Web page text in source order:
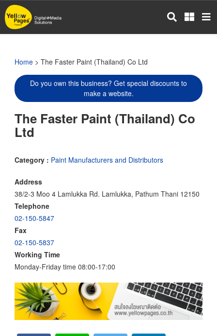
Skip
to
main
Home > The Faster Paint (Thailand) Co Ltd
Do you own this business? Get special discounts to
make a website.
The Faster Paint (Thailand) Co
Ltd
Category : Paint Manufacturers and Distributors
Address
38/2-3 Moo 4 Lamlukka Rd. Lamlukka, Pathum Thani 12150
Telephone
02-150-5847
Fax
02-150-5837
Working Time
Monday-Friday time 08:00-17:00